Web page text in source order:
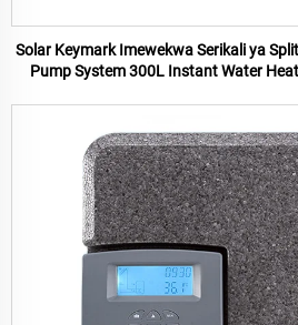
Solar Keymark Imewekwa Serikali ya
Pump System 300L Instant Water